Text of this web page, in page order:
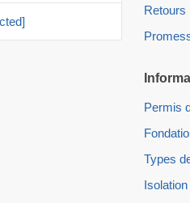
Retours
Permis
Types
Isolation